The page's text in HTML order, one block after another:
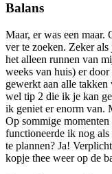
Balans
Maar, er was een maar.
ver te zoeken. Zeker als
het alleen runnen van
weeks van huis) er
gewerkt aan alle
wel tip 2 die ik je kan
ik geniet er enorm van.
Op sommige
functioneerde ik nog als
te plannen? Ja!
kopje thee weer op de